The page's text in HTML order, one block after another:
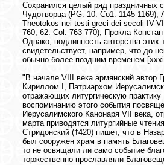
Сохранился целый ряд праздничных
Чудотворца (РG. 10. Со1. 1145-1169),
Theotokos nei testi greci dei secoli IV-
760; 62. Соl. 763-770), Прокла
Однако, подлинность авторства
свидетельствует, например, что до
обычно более поздним
"В начале VIII века армянский автор
Кириллом I, Патриархом
отражающих литургическую
воспоминанию этого события
Иерусалимского Канонаря VII века,
марта приводятся литургийные
Стридонский (†420) пишет, что в
был сооружен храм в память
то не освящали ли само событие
торжественно прославляли